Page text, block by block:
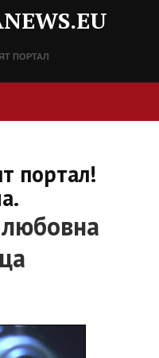
ПОРТАЛ
портал!